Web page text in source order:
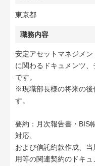
東京都
職務内容
安定アセットマネジメ
に関わるドキュメンツ
です。
※現職部長様の将来の後
す。
要約：月次報告書・BIS
対応、
および信託約款作成、
用等の関連契約のドキュ